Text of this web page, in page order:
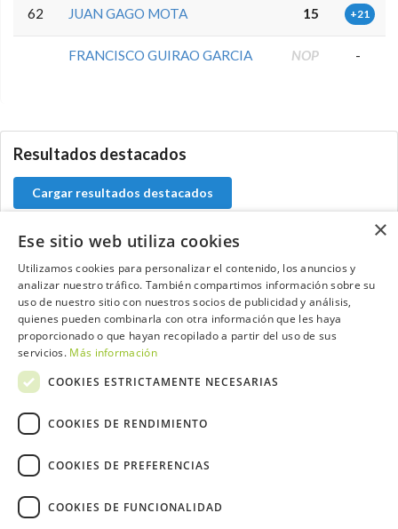
62 JUAN GAGO MOTA 15 +21
FRANCISCO GUIRAO GARCIA NOP -
Resultados destacados
Cargar resultados destacados
Contacta con el equipo de NextCaddy
Opina Contacta
Trabaja con nosotros
×
Ese sitio web utiliza cookies
Utilizamos cookies para personalizar el contenido, los anuncios y
analizar nuestro tráfico. También compartimos información sobre su
uso de nuestro sitio con nuestros socios de publicidad y análisis,
quienes pueden combinarla con otra información que les haya
proporcionado o que hayan recopilado a partir del uso de sus
servicios. Más información
COOKIES ESTRICTAMENTE NECESARIAS
COOKIES DE RENDIMIENTO
COOKIES DE PREFERENCIAS
COOKIES DE FUNCIONALIDAD